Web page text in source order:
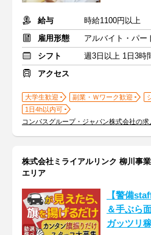
給与
時給1100円以上
雇用形態
アルバイト・パー
シフト
週3日以上 1日3時
アクセス
大学生歓迎 副業・Ｗワーク歓迎
1日4h以内可
コンパスグループ・ジャパン株式会社の求
株式会社ミライアルリンク 柳川事
エリア
【警備
＆手ぶら
ガッツリ